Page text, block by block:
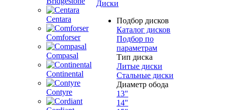
Centara
Comforser
Compasal
Continental
Contyre
Диски
Подбор дисков
Каталог дисков
Подбор по
параметрам
Тип диска
Литые диски
Стальные диски
Диаметр обода
13"
14"